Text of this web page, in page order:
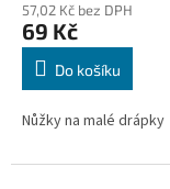
57,02 Kč bez DPH
69 Kč
Do košíku
Nůžky na malé drápky